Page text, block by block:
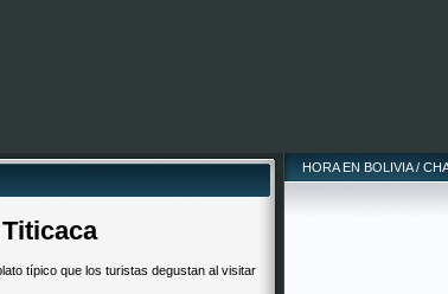
típico que los turistas degustan al visitar
HORA EN BOLIVIA /